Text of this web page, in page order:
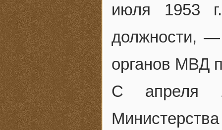
июля 1953
должности, —
органов МВД
С апреля